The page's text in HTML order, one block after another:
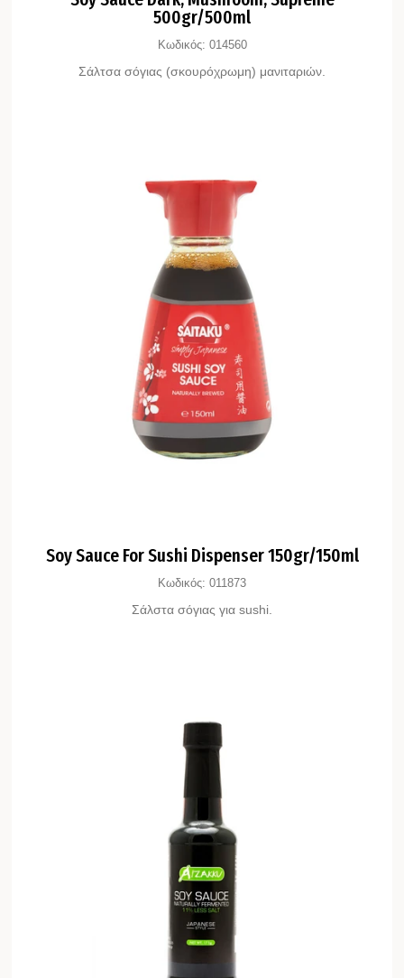
500gr/500ml
Κωδικός: 014560
Σάλτσα σόγιας (σκουρόχρωμη) μανιταριών.
Soy Sauce For Sushi Dispenser 150gr/150ml
Κωδικός: 011873
Σάλστα σόγιας για sushi.